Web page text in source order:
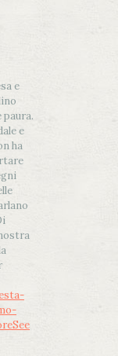
e
paura.
e
ha
See